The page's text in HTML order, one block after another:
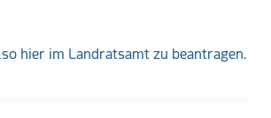
hier im Landratsamt zu beantragen.